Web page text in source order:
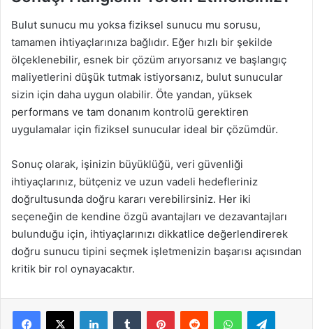
Bulut sunucu mu yoksa fiziksel sunucu mu sorusu,
tamamen ihtiyaçlarınıza bağlıdır. Eğer hızlı bir şekilde
ölçeklenebilir, esnek bir çözüm arıyorsanız ve başlangıç
maliyetlerini düşük tutmak istiyorsanız, bulut sunucular
sizin için daha uygun olabilir. Öte yandan, yüksek
performans ve tam donanım kontrolü gerektiren
uygulamalar için fiziksel sunucular ideal bir çözümdür.
Sonuç olarak, işinizin büyüklüğü, veri güvenliği
ihtiyaçlarınız, bütçeniz ve uzun vadeli hedefleriniz
doğrultusunda doğru kararı verebilirsiniz. Her iki
seçeneğin de kendine özgü avantajları ve dezavantajları
bulunduğu için, ihtiyaçlarınızı dikkatlice değerlendirerek
doğru sunucu tipini seçmek işletmenizin başarısı açısından
kritik bir rol oynayacaktır.
LinkedInTumblr PinterestReddit WhatsApp